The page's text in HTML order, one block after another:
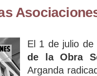
El 1 de julio
de la Obra
Arganda